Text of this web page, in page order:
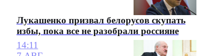
Лукашенко призвал белорусов скупать
избы, пока все не разобрали россияне
14:11